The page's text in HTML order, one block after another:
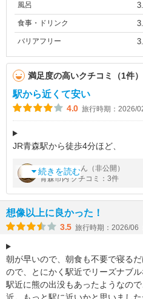
風呂
食事・ドリンク
バリアフリー
満足度の高いクチコミ（1件）
駅から近くて安い
4.0 旅行時期：2026/
JR青森駅から徒歩4分ほど、
以前別のホテルだったのが昨年経
その為建物自体は新しくはありま
あちこちリニ
続きを読む
byMiddx. さん（非公開）
青森市内 クチコミ：3件
想像以上に良かった！
3.5 旅行時期：2026/06
朝が早いので、朝食も不要で寝る
ので、とにかく駅近でリーズナブル
駅近に熊の出没もあったようなの